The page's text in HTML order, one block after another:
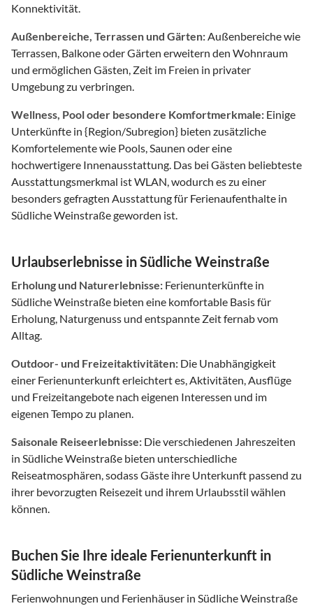
Konnektivität.
Außenbereiche, Terrassen und Gärten:Außenbereiche wie
Terrassen, Balkone oder Gärten erweitern den Wohnraum
und ermöglichen Gästen, Zeit im Freien in privater
Umgebung zu verbringen.
Wellness, Pool oder besondere Komfortmerkmale: Einige
Unterkünfte in {Region/Subregion} bieten zusätzliche
Komfortelemente wie Pools, Saunen oder eine
hochwertigere Innenausstattung. Das bei Gästen beliebteste
Ausstattungsmerkmal ist WLAN, wodurch es zu einer
besonders gefragten Ausstattung für Ferienaufenthalte in
Südliche Weinstraße geworden ist.
Urlaubserlebnisse in Südliche Weinstraße
Erholung und Naturerlebnisse: Ferienunterkünfte in
Südliche Weinstraße bieten eine komfortable Basis für
Erholung, Naturgenuss und entspannte Zeit fernab vom
Alltag.
Outdoor- und Freizeitaktivitäten: Die Unabhängigkeit
einer Ferienunterkunft erleichtert es, Aktivitäten, Ausflüge
und Freizeitangebote nach eigenen Interessen und im
eigenen Tempo zu planen.
Saisonale Reiseerlebnisse: Die verschiedenen Jahreszeiten
in Südliche Weinstraße bieten unterschiedliche
Reiseatmosphären, sodass Gäste ihre Unterkunft passend zu
ihrer bevorzugten Reisezeit und ihrem Urlaubsstil wählen
können.
Buchen Sie Ihre ideale Ferienunterkunft in
Südliche Weinstraße
Ferienwohnungen und Ferienhäuser in Südliche Weinstraße